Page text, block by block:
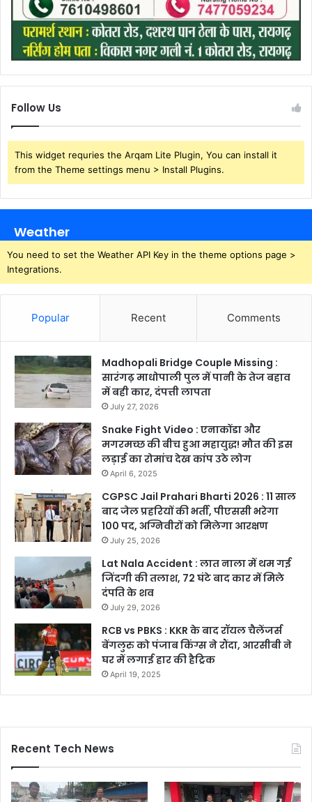
Follow Us
This widget requries the Arqam Lite Plugin, You can install it
from the Theme settings menu > Install Plugins.
Weather
You need to set the Weather API Key in the theme options page >
Integrations.
Popular Recent Comments
Madhopali Bridge Couple Missing :
सारंगढ़ माधोपाली पुल में पानी के तेज बहाव
में बही कार, दंपत्ती लापता
July 27, 2026
Snake Fight Video : एनाकोंडा और
मगरमच्छ की बीच हुआ महायुद्ध! मौत की इस
लड़ाई का रोमांच देख कांप उठे लोग
April 6, 2025
CGPSC Jail Prahari Bharti 2026 : 11 साल
बाद जेल प्रहरियों की भर्ती, पीएससी भरेगा
100 पद, अग्निवीरों को मिलेगा आरक्षण
July 25, 2026
Lat Nala Accident : लात नाला में थम गई
जिंदगी की तलाश, 72 घंटे बाद कार में मिले
दंपति के शव
July 29, 2026
RCB vs PBKS : KKR के बाद रॉयल चैलेंजर्स
बेंगलुरु को पंजाब किंग्स ने रौंदा, आरसीबी ने
घर में लगाई हार की हैट्रिक
April 19, 2025
Recent Tech News